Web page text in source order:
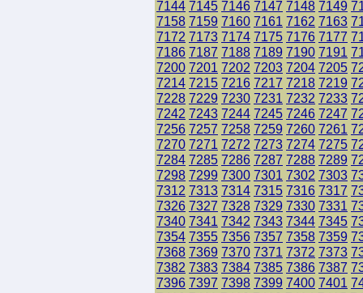
7144 7145 7146 7147 7148 7149
7158 7159 7160 7161 7162 7163
7172 7173 7174 7175 7176 7177
7186 7187 7188 7189 7190 7191
7200 7201 7202 7203 7204 7205
7214 7215 7216 7217 7218 7219
7228 7229 7230 7231 7232 7233
7242 7243 7244 7245 7246 7247
7256 7257 7258 7259 7260 7261
7270 7271 7272 7273 7274 7275
7284 7285 7286 7287 7288 7289
7298 7299 7300 7301 7302 7303
7312 7313 7314 7315 7316 7317
7326 7327 7328 7329 7330 7331
7340 7341 7342 7343 7344 7345
7354 7355 7356 7357 7358 7359
7368 7369 7370 7371 7372 7373
7382 7383 7384 7385 7386 7387
7396 7397 7398 7399 7400 7401